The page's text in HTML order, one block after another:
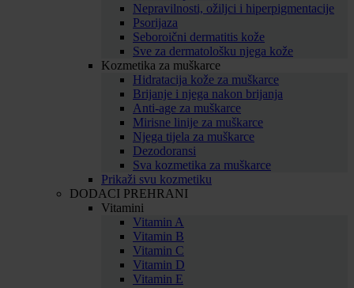
Nepravilnosti, ožiljci i hiperpigmentacije
Psorijaza
Seboroični dermatitis kože
Sve za dermatološku njega kože
Kozmetika za muškarce
Hidratacija kože za muškarce
Brijanje i njega nakon brijanja
Anti-age za muškarce
Mirisne linije za muškarce
Njega tijela za muškarce
Dezodoransi
Sva kozmetika za muškarce
Prikaži svu kozmetiku
DODACI PREHRANI
Vitamini
Vitamin A
Vitamin B
Vitamin C
Vitamin D
Vitamin E